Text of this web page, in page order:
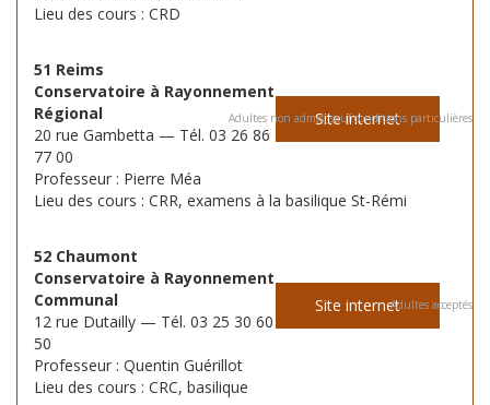
Lieu des cours : CRD
Site internet
51 Reims
Conservatoire à Rayonnement
Régional
20 rue Gambetta — Tél. 03 26 86
77 00
Professeur : Pierre Méa
Lieu des cours : CRR, examens à la basilique St-Rémi
Adultes non admis, sauf conditions particulières
Site internet
52 Chaumont
Conservatoire à Rayonnement
Communal
12 rue Dutailly — Tél. 03 25 30 60
50
Professeur : Quentin Guérillot
Lieu des cours : CRC, basilique
Adultes acceptés